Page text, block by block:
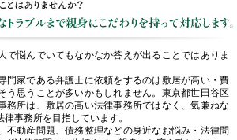
で悩んでいてもなかなか答えが出ることではありま
門家である弁護士に依頼をするのは敷居が高い・費
う思うことが多いかもしれません。東京都世田谷区
務所は、敷居の高い法律事務所ではなく、気兼ねな
事務所を目指しています。
不動産問題、債務整理などの身近なお悩み・法律問